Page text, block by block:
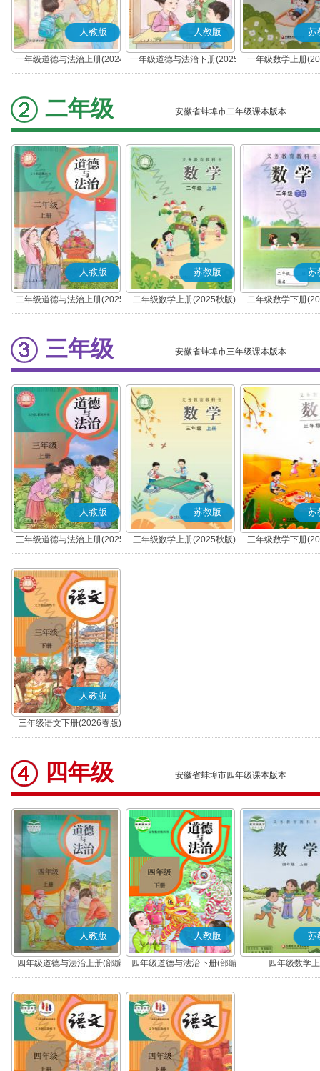
人教版
一年级道德与法治上册(2024
秋版)(部编版)
人教版
一年级道德与法治下册(2025
春版)(部编版)
苏
一年级数学上册
二年级 安徽省蚌埠市二年级课本版本
人教版
二年级道德与法治上册(2025
秋版)(部编版)
苏教版
二年级数学上册(2025秋版)
苏
二年级数学下册
三年级 安徽省蚌埠市三年级课本版本
人教版
三年级道德与法治上册(2025
秋版)(部编版)
苏教版
三年级数学上册(2025秋版)
苏
三年级数学下册
人教版
三年级语文下册(2026春版)
(部编版)
四年级 安徽省蚌埠市四年级课本版本
人教版
四年级道德与法治上册(部编
版)
人教版
四年级道德与法治下册(部编
版)
苏
四年级数学